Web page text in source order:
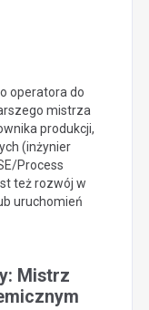
operatora do
mistrza
produkcji,
(inżynier
Process
też rozwój w
uruchomień
Mistrz